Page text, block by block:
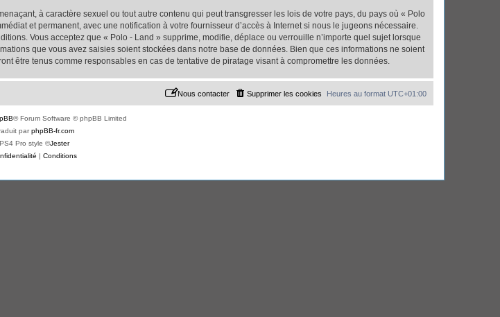
à caractère sexuel ou tout autre contenu qui peut transgresser les lois de votre pays, du pays où « Polo
et permanent, avec une notification à votre fournisseur d’accès à Internet si nous le jugeons nécessaire.
Vous acceptez que « Polo - Land » supprime, modifie, déplace ou verrouille n’importe quel sujet lorsque
que vous avez saisies soient stockées dans notre base de données. Bien que ces informations ne soient
être tenus comme responsables en cas de tentative de piratage visant à compromettre les données.
Heures au format UTC+01:00
Supprimer les cookies
Nous contacter
® Forum Software © phpBB Limited
parphpBB-fr.com
PS4 Pro style ©Jester
| Conditions